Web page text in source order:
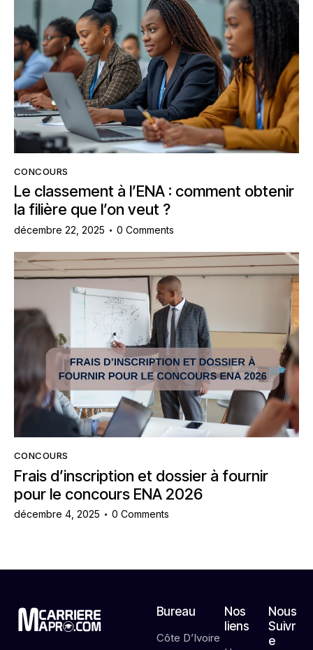
CONCOURS
Le classement à l’ENA : comment obtenir
la filière que l’on veut ?
décembre 22, 2025 0 Comments
CONCOURS
Frais d’inscription et dossier à fournir
pour le concours ENA 2026
décembre 4, 2025 0 Comments
Bureau
Côte D’Ivoire
Nos
liens
Nous
Suivr
e